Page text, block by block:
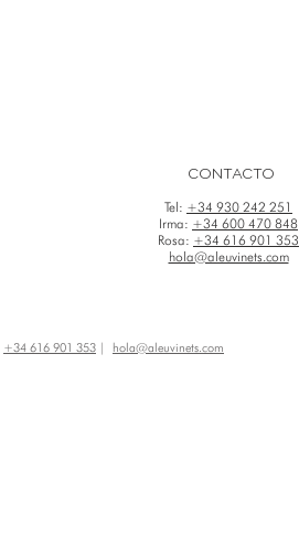
CONTACTO
Tel: +34 930 242 251
Irma: +34 600 470 848
Rosa: +34 616 901 353
hola@aleuvinets.com
+34 616 901 353 | hola@aleuvinets.com